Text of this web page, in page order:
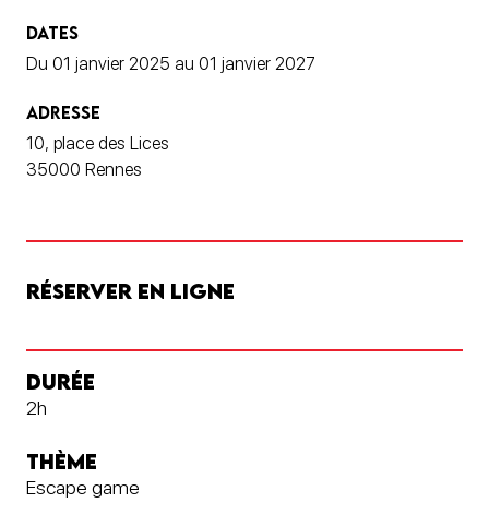
DATES
Du 01 janvier 2025 au 01 janvier 2027
ADRESSE
10, place des Lices
35000 Rennes
RÉSERVER EN LIGNE
DURÉE
2h
THÈME
Escape game